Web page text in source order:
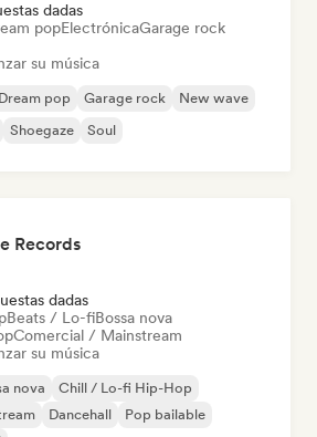
dadas
popElectrónicaGarage rock
su música
Dream pop Garage rock
New wave
Shoegaze Soul
Records
dadas
Beats / Lo-fiBossa nova
Comercial / Mainstream
su música
nova
Chill / Lo-fi Hip-Hop
Dancehall
Pop bailable